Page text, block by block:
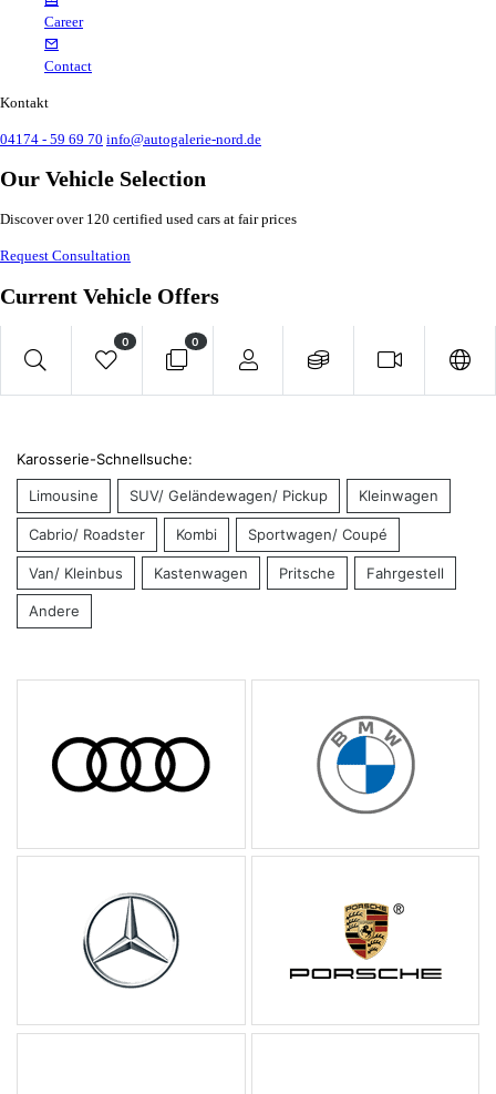
Career
Contact
Kontakt
04174 - 59 69 70 info@autogalerie-nord.de
Our Vehicle Selection
Discover over 120 certified used cars at fair prices
Request Consultation
Current Vehicle Offers
0 0
Karosserie-Schnellsuche:
Limousine SUV/ Geländewagen/ Pickup Kleinwagen
Cabrio/ Roadster Kombi Sportwagen/ Coupé
Van/ Kleinbus Kastenwagen Pritsche Fahrgestell
Andere